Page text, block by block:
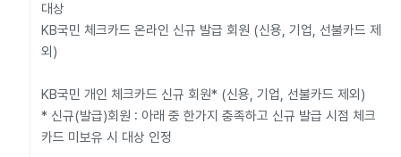
대상
KB국민 체크카드 온라인 신규 발급 회원 (신용, 기업, 선불카드 제
외)
KB국민 개인 체크카드 신규 회원* (신용, 기업, 선불카드 제외)
* 신규(발급)회원 : 아래 중 한가지 충족하고 신규 발급 시점 체크
카드 미보유 시 대상 인정